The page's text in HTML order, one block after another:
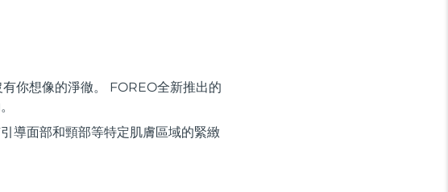
你想像的淨徹。 FOREO全新推出的
導面部和頸部等特定肌膚區域的緊緻